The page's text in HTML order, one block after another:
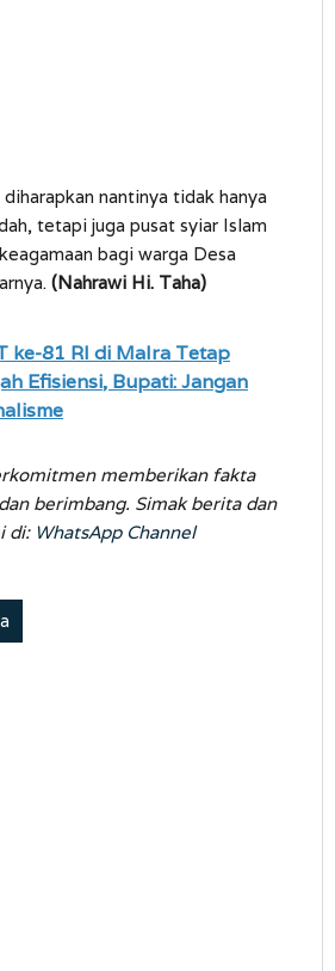
nantinya tidak hanya
tetapi juga pusat syiar Islam
bagi warga Desa
(Nahrawi Hi. Taha)
ke-81 RI di Malra Tetap
Efisiensi, Bupati: Jangan
memberikan fakta
berimbang. Simak berita dan
di: WhatsApp Channel